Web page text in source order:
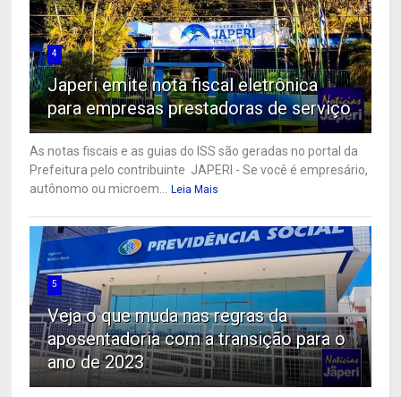
4
Japeri emite nota fiscal eletrônica
para empresas prestadoras de serviço
As notas fiscais e as guias do ISS são geradas no portal da
Prefeitura pelo contribuinte JAPERI - Se você é empresário,
autônomo ou microem... Leia Mais
5
Veja o que muda nas regras da
aposentadoria com a transição para o
ano de 2023